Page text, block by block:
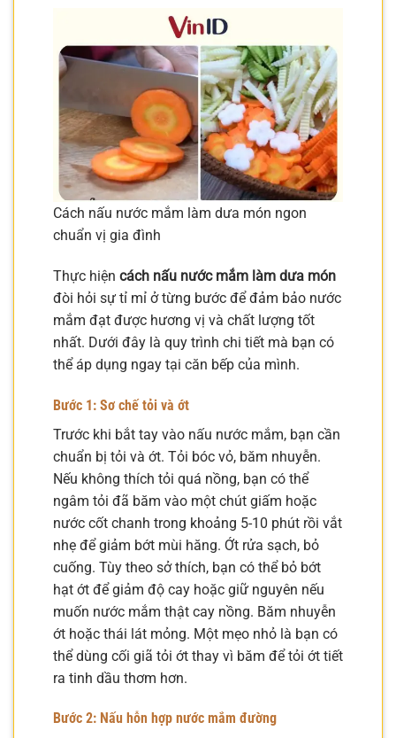
Cách nấu nước mắm làm dưa món ngon
chuẩn vị gia đình
Thực hiện cách nấu nước mắm làm dưa món
đòi hỏi sự tỉ mỉ ở từng bước để đảm bảo nước
mắm đạt được hương vị và chất lượng tốt
nhất. Dưới đây là quy trình chi tiết mà bạn có
thể áp dụng ngay tại căn bếp của mình.
Bước 1: Sơ chế tỏi và ớt
Trước khi bắt tay vào nấu nước mắm, bạn cần
chuẩn bị tỏi và ớt. Tỏi bóc vỏ, băm nhuyễn.
Nếu không thích tỏi quá nồng, bạn có thể
ngâm tỏi đã băm vào một chút giấm hoặc
nước cốt chanh trong khoảng 5-10 phút rồi vắt
nhẹ để giảm bớt mùi hăng. Ớt rửa sạch, bỏ
cuống. Tùy theo sở thích, bạn có thể bỏ bớt
hạt ớt để giảm độ cay hoặc giữ nguyên nếu
muốn nước mắm thật cay nồng. Băm nhuyễn
ớt hoặc thái lát mỏng. Một mẹo nhỏ là bạn có
thể dùng cối giã tỏi ớt thay vì băm để tỏi ớt tiết
ra tinh dầu thơm hơn.
Bước 2: Nấu hỗn hợp nước mắm đường